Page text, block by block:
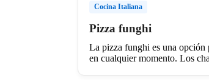
Cocina Italiana
Pizza funghi
La pizza funghi es una opción
en cualquier momento. Los